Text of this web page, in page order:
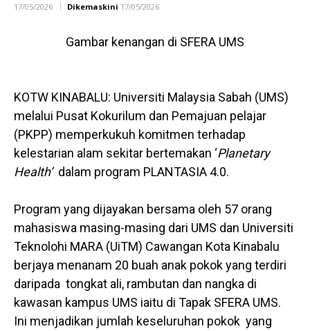
17/05/2026 Dikemaskini 17/05/2026
Gambar kenangan di SFERA UMS
KOTW KINABALU: Universiti Malaysia Sabah (UMS)
melalui Pusat Kokurilum dan Pemajuan pelajar
(PKPP) memperkukuh komitmen terhadap
kelestarian alam sekitar bertemakan ‘Planetary
Health’dalam program PLANTASIA 4.0.
Program yang dijayakan bersama oleh 57 orang
mahasiswa masing-masing dari UMS dan Universiti
Teknolohi MARA (UiTM) Cawangan Kota Kinabalu
berjaya menanam 20 buah anak pokok yang terdiri
daripada tongkat ali, rambutan dan nangka di
kawasan kampus UMS iaitu di Tapak SFERA UMS.
Ini menjadikan jumlah keseluruhan pokok yang